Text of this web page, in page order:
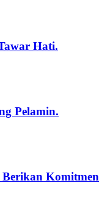
Hati.
Pelamin.
Komitmen